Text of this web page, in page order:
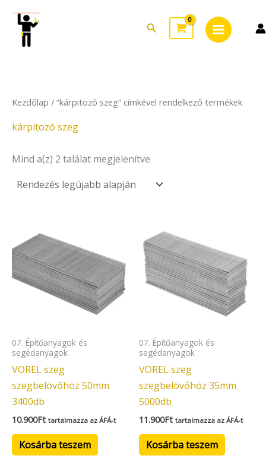
content
Search
Menu
Kezdőlap / “kárpitozó szeg” címkével rendelkező termékek
kárpitozó szeg
Mind a(z) 2 találat megjelenítve
latest
07. Építőanyagok és
segédanyagok
VOREL szeg
szegbelövőhöz 50mm
3400db
10.900Ft tartalmazza az ÁFÁ-t
Kosárba teszem
07. Építőanyagok és
segédanyagok
VOREL szeg
szegbelövőhöz 35mm
5000db
11.900Ft tartalmazza az ÁFÁ-t
Kosárba teszem